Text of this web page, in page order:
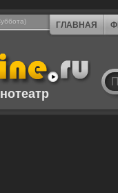
ГЛАВНАЯ